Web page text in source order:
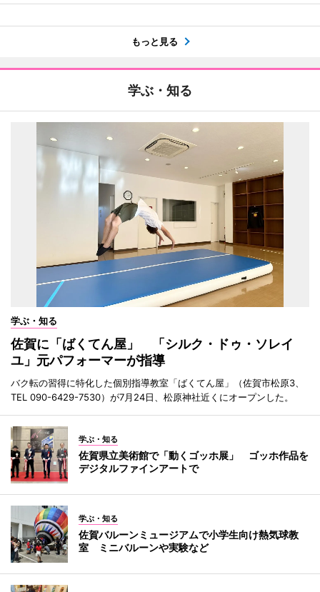
もっと見る
学ぶ・知る
学ぶ・知る
佐賀に「ばくてん屋」 「シルク・ドゥ・ソレイ
ユ」元パフォーマーが指導
バク転の習得に特化した個別指導教室「ばくてん屋」（佐賀市松原3、
TEL 090-6429-7530）が7月24日、松原神社近くにオープンした。
学ぶ・知る
佐賀県立美術館で「動くゴッホ展」 ゴッホ作品を
デジタルファインアートで
学ぶ・知る
佐賀バルーンミュージアムで小学生向け熱気球教
室 ミニバルーンや実験など